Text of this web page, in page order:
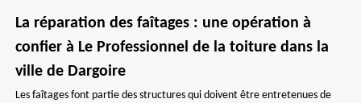
La réparation des faîtages : une opération à
confier à Le Professionnel de la toiture dans la
ville de Dargoire
Les faîtages font partie des structures qui doivent être entretenues de